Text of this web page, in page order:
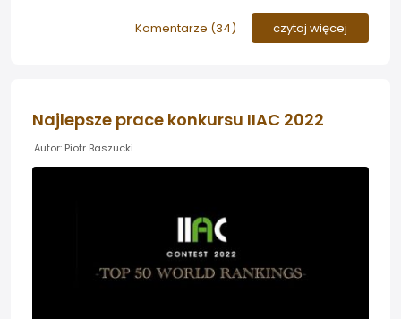
Polaka (13 miejsce) oraz kilku kontrowersji, które
słusznie wypunktowali użytownicy forum...
Komentarze (34) czytaj więcej
Najlepsze prace konkursu IIAC 2022
Autor: Piotr Baszucki